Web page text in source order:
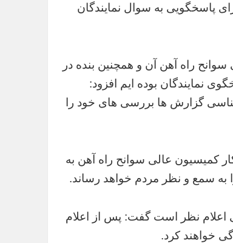
پاسخگویی به سوال نمایندگان
راه آهن آن و همچنین بنده در
نمایندگان بوده ایم افزود:
گزارش ها بررسی های خود را
کمیسیون عالی سوانح راه آهن به
به سمع و نظر مردم خواهد رساند.
اعلام نظر است گفت: پس از اعلام
خواهند کرد.